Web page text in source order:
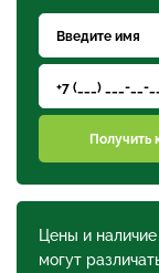
Цены и
могут
Получить